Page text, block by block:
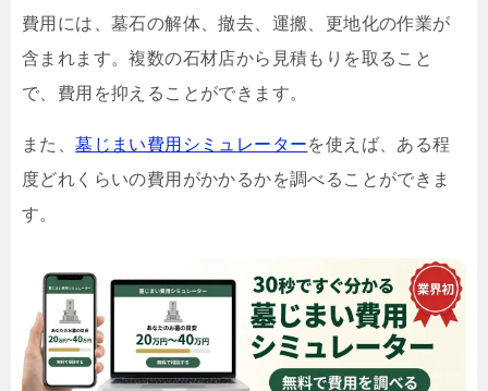
費用には、墓石の解体、撤去、運搬、更地化の作業が
含まれます。複数の石材店から見積もりを取ること
で、費用を抑えることができます。
また、墓じまい費用シミュレーターを使えば、ある程
度どれくらいの費用がかかるかを調べることができま
す。